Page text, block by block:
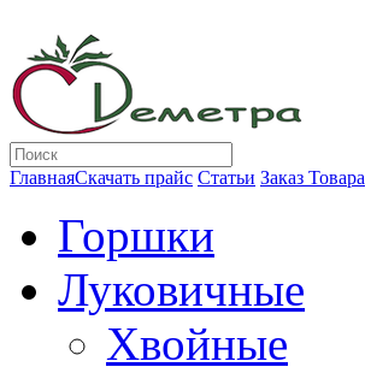
ГлавнаяСкачать прайс Статьи Заказ Товара
Горшки
Луковичные
Хвойные